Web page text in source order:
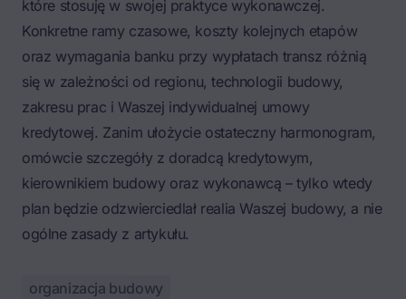
które stosuję w swojej praktyce wykonawczej.
Konkretne ramy czasowe, koszty kolejnych etapów
oraz wymagania banku przy wypłatach transz różnią
się w zależności od regionu, technologii budowy,
zakresu prac i Waszej indywidualnej umowy
kredytowej. Zanim ułożycie ostateczny harmonogram,
omówcie szczegóły z doradcą kredytowym,
kierownikiem budowy oraz wykonawcą – tylko wtedy
plan będzie odzwierciedlał realia Waszej budowy, a nie
ogólne zasady z artykułu.
organizacja budowy